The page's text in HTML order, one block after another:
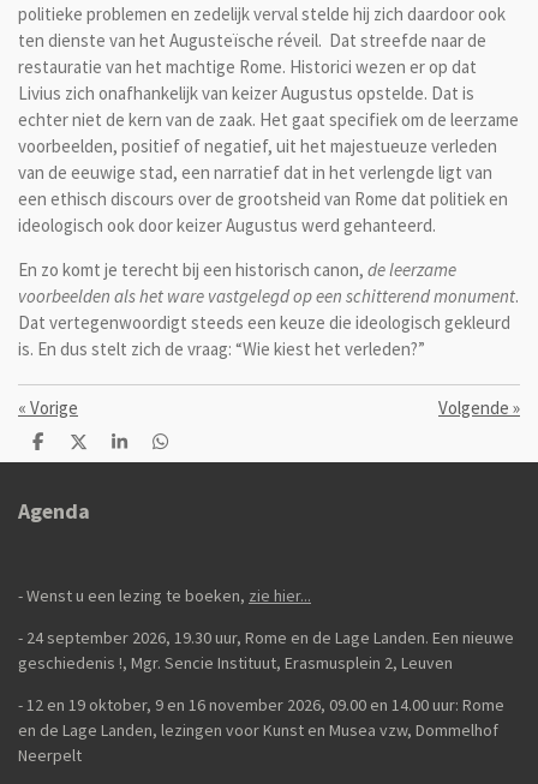
politieke problemen en zedelijk verval stelde hij zich daardoor ook
ten dienste van het Augusteïsche réveil. Dat streefde naar de
restauratie van het machtige Rome. Historici wezen er op dat
Livius zich onafhankelijk van keizer Augustus opstelde. Dat is
echter niet de kern van de zaak. Het gaat specifiek om de leerzame
voorbeelden, positief of negatief, uit het majestueuze verleden
van de eeuwige stad, een narratief dat in het verlengde ligt van
een ethisch discours over de grootsheid van Rome dat politiek en
ideologisch ook door keizer Augustus werd gehanteerd.
En zo komt je terecht bij een historisch canon, de leerzame
voorbeelden als het ware vastgelegd op een schitterend monument.
Dat vertegenwoordigt steeds een keuze die ideologisch gekleurd
is. En dus stelt zich de vraag: “Wie kiest het verleden?”
« Vorige Volgende »
D
e
n
D
e
S
h
D
e
Agenda
- Wenst u een lezing te boeken, zie hier...
- 24 september 2026, 19.30 uur, Rome en de Lage Landen. Een nieuwe
geschiedenis !, Mgr. Sencie Instituut, Erasmusplein 2, Leuven
- 12 en 19 oktober, 9 en 16 november 2026, 09.00 en 14.00 uur: Rome
en de Lage Landen, lezingen voor Kunst en Musea vzw, Dommelhof
Neerpelt